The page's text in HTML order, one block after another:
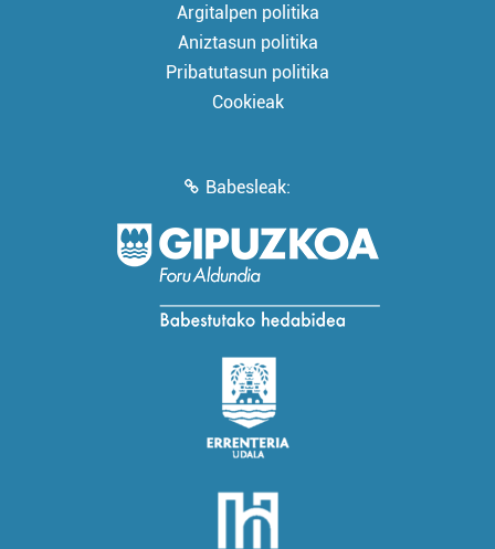
Argitalpen politika
Aniztasun politika
Pribatutasun politika
Cookieak
Babesleak: